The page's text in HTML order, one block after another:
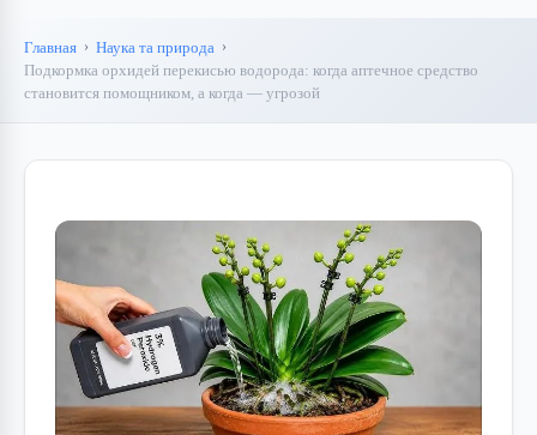
Главная
Наука та природа
Подкормка орхидей перекисью водорода: когда аптечное средство
становится помощником, а когда — угрозой